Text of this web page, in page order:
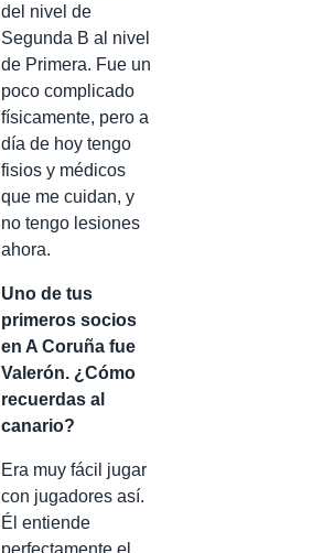
del nivel de
Segunda B al nivel
de Primera. Fue un
poco complicado
físicamente, pero a
día de hoy tengo
fisios y médicos
que me cuidan, y
no tengo lesiones
ahora.
Uno de tus
primeros socios
en A Coruña fue
Valerón. ¿Cómo
recuerdas al
canario?
Era muy fácil jugar
con jugadores así.
Él entiende
perfectamente el